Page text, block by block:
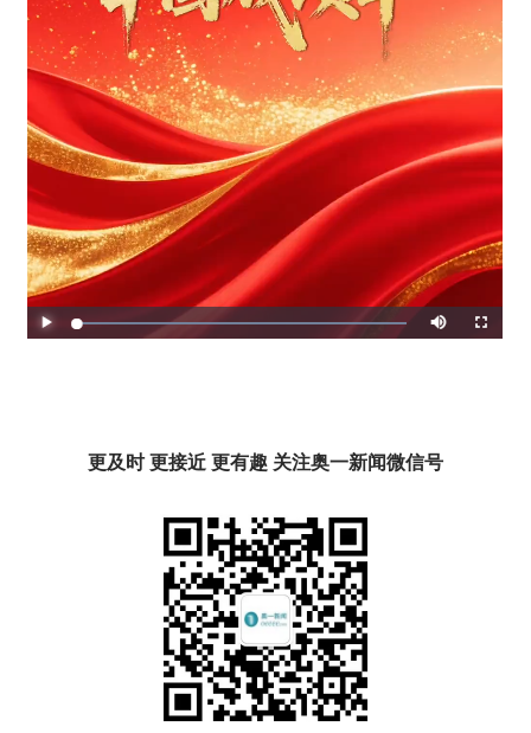
更及时 更接近 更有趣 关注奥一新闻微信号